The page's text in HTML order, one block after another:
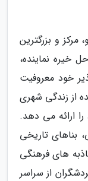
مرکز و بزرگترین
خیره نماینده،
خود معروفیت
از زندگی شهری
ارائه می دهد.
بناهای تاریخی
های فرهنگی
از سراسر